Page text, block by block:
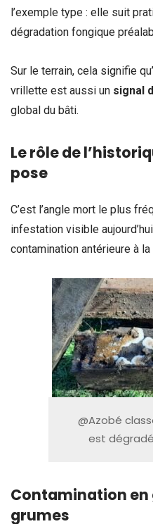
l’exemple type : elle suit
dégradation fongique
Sur le terrain, cela signifie
vrillette est aussi un signal
global du bâti.
Le rôle de
pose
C’est l’angle mort le plus
infestation visible
contamination antérieure à
@Azobé
est
Contamination en
grumes